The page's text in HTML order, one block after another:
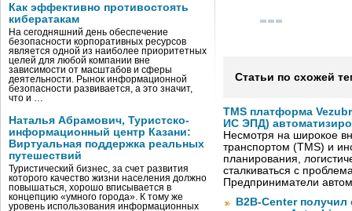
Как эффективно противостоять
кибератакам
На сегодняшний день обеспечение
безопасности корпоративных ресурсов
является одной из наиболее приоритетных
целей для любой компании вне
зависимости от масштабов и сферы
деятельности. Рынок информационной
безопасности развивается, а это значит,
что и …
Наталья Абрамович, Туристско-
информационный центр Казани:
Виртуальная поддержка реальных
путешествий
Туристический бизнес, за счет развития
которого качество жизни населения должно
повышаться, хорошо вписывается в
концепцию «умного города». К тому же
уровень использования информационных
Статьи по схожей
TMS платформа
ИС ЭПД)
Несмотря на широкое
транспортом (TMS) и
планирования,
сталкиваться с
Предприниматели
B2B-Center получил